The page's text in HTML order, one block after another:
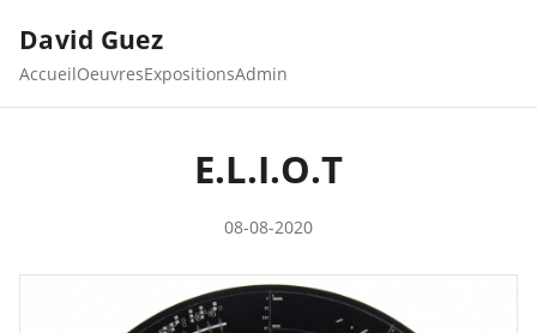
David Guez
AccueilOeuvresExpositionsAdmin
E.L.I.O.T
08-08-2020